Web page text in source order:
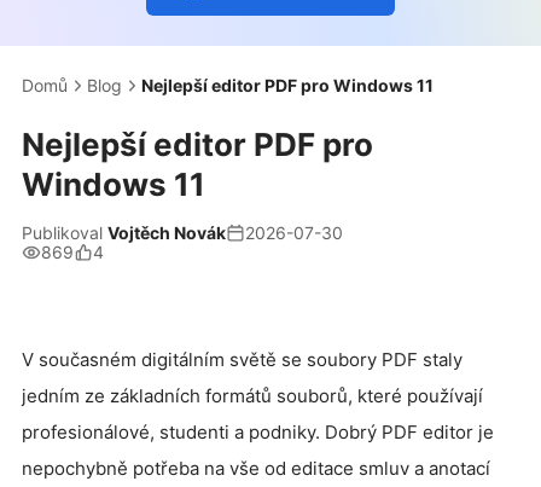
Domů Blog Nejlepší editor PDF pro Windows 11
Nejlepší editor PDF pro
Windows 11
Publikoval Vojtěch Novák
2026-07-30
869
4
V současném digitálním světě se soubory PDF staly
jedním ze základních formátů souborů, které používají
profesionálové, studenti a podniky. Dobrý PDF editor je
nepochybně potřeba na vše od editace smluv a anotací